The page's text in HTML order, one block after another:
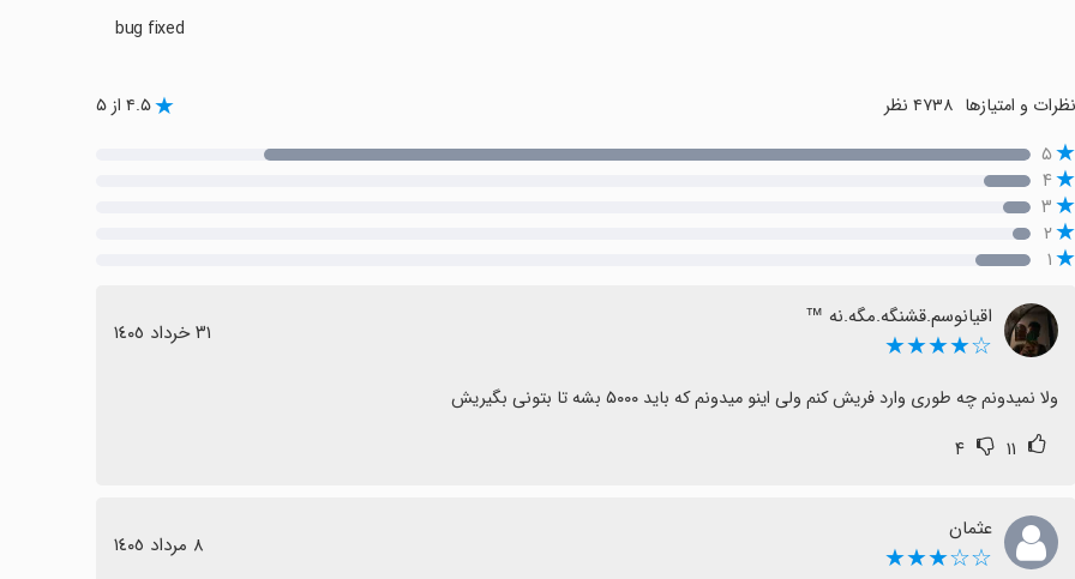
bug fixed
نظرات و امتیازها ۴.۵ از ۵
۵
۴
۳
۲
۱
اقیانوسم.قشنگه.مگه.نه ™️
☆★★★★ ٣١ خرداد ١٤٠٥
ولا نمیدونم چه طوری وارد فریش کنم ولی اینو میدونم که باید ۵۰۰۰ بشه تا بتونی بگیریش
۱۱ ۴
عثمان
☆☆★★★ ٨ مرداد ١٤٠٥